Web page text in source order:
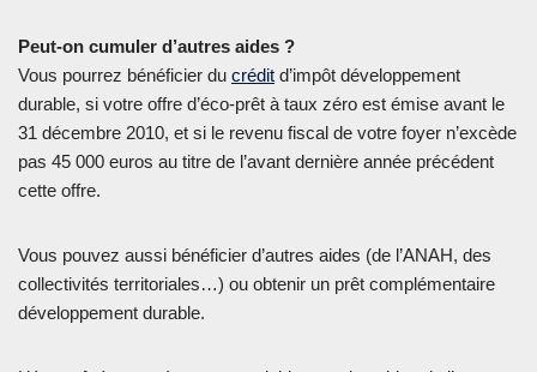
Peut-on cumuler d’autres aides ?
Vous pourrez bénéficier du crédit d’impôt développement
durable, si votre offre d’éco-prêt à taux zéro est émise avant le
31 décembre 2010, et si le revenu fiscal de votre foyer n’excède
pas 45 000 euros au titre de l’avant dernière année précédent
cette offre.
Vous pouvez aussi bénéficier d’autres aides (de l’ANAH, des
collectivités territoriales…) ou obtenir un prêt complémentaire
développement durable.